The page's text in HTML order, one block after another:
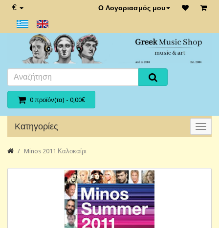
€ Ο Λογαριασμός μου
0 προϊόν(τα) - 0,00€
Κατηγορίες
Minos 2011 Καλοκαίρι